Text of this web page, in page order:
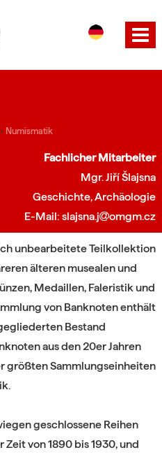
EN
Numismatik
Fachlicher Mitarbeiter
Mgr. Jiří Šlajsna
Geschichte, Archäologie
E-Mail: slajsna.j
omgm.cz
unbearbeitete Teilkollektion
älteren musealen und
Medaillen, Faleristik und
von Banknoten enthält
Bestand
aus den 20er Jahren
größten Sammlungseinheiten
geschlossene Reihen
von 1890 bis 1930, und